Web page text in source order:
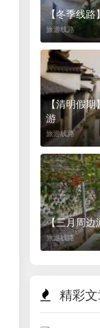
【冬季线
旅游线路
【清明假期
游
旅游线路
【三月周边
旅游线路
精彩